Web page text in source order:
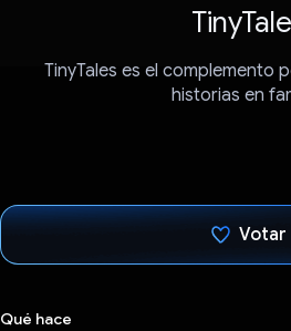
TinyTales es el complemento
historias en
Votar
Qué hace